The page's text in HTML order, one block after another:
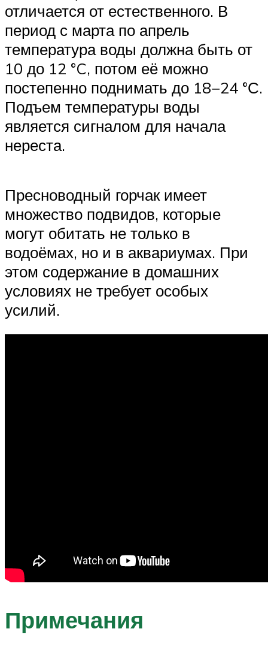
отличается от естественного. В
период с марта по апрель
температура воды должна быть от
10 до 12 °C, потом её можно
постепенно поднимать до 18−24 °С.
Подъем температуры воды
является сигналом для начала
нереста.
Пресноводный горчак имеет
множество подвидов, которые
могут обитать не только в
водоёмах, но и в аквариумах. При
этом содержание в домашних
условиях не требует особых
усилий.
Примечания